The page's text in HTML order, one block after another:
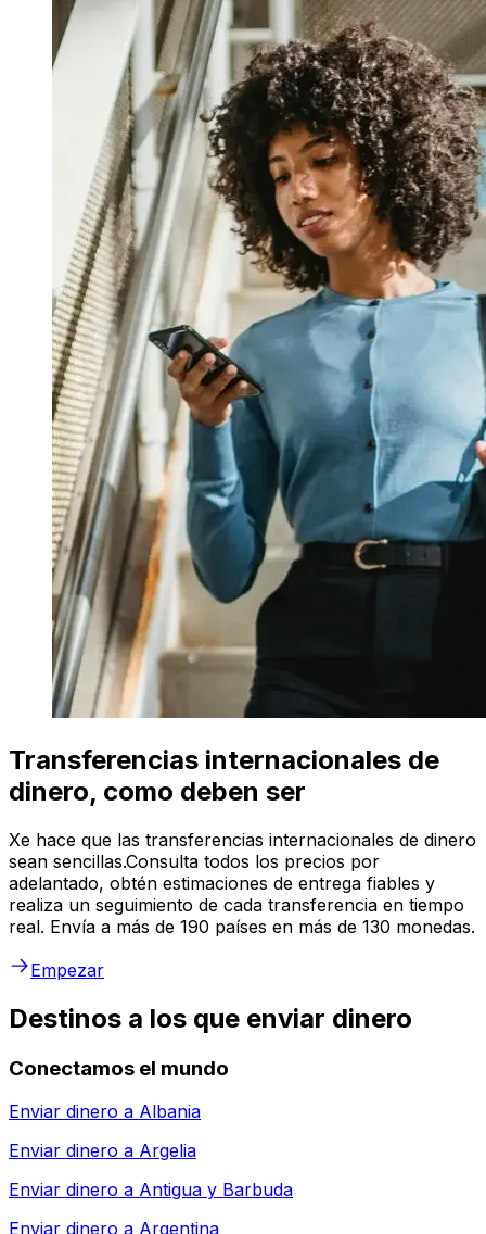
Transferencias internacionales de
dinero, como deben ser
Xe hace que las transferencias internacionales de dinero
sean sencillas.Consulta todos los precios por
adelantado, obtén estimaciones de entrega fiables y
realiza un seguimiento de cada transferencia en tiempo
real. Envía a más de 190 países en más de 130 monedas.
Empezar
Destinos a los que enviar dinero
Conectamos el mundo
Enviar dinero a Albania
Enviar dinero a Argelia
Enviar dinero a Antigua y Barbuda
Enviar dinero a Argentina